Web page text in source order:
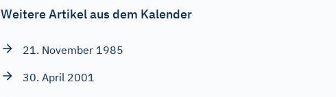
Weitere Artikel aus dem Kalender
21. November 1985
30. April 2001